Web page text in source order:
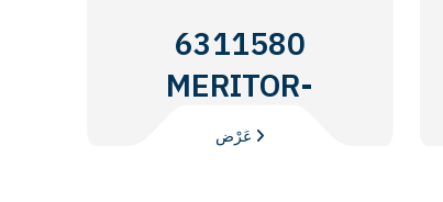
6311580
MERITOR-
ROR